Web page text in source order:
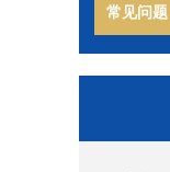
常见问题